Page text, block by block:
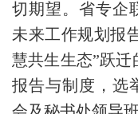
切期望。省专企
未来工作规划报
慧共生生态”跃迁
报告与制度，选